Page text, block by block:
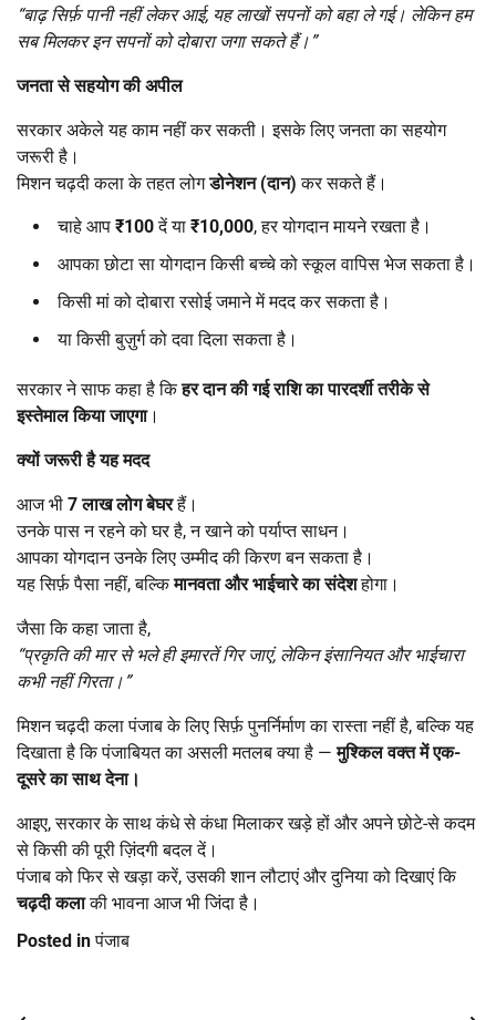
“बाढ़ सिर्फ़ पानी नहीं लेकर आई, यह लाखों सपनों को बहा ले गई। लेकिन हम
सब मिलकर इन सपनों को दोबारा जगा सकते हैं।”
जनता से सहयोग की अपील
सरकार अकेले यह काम नहीं कर सकती। इसके लिए जनता का सहयोग
जरूरी है।
मिशन चढ़दी कला के तहत लोगडोनेशन (दान) कर सकते हैं।
चाहे आप ₹100दें या ₹10,000, हर योगदान मायने रखता है।
आपका छोटा सा योगदान किसी बच्चे को स्कूल वापिस भेज सकता है।
किसी मां को दोबारा रसोई जमाने में मदद कर सकता है।
या किसी बुज़ुर्ग को दवा दिला सकता है।
सरकार ने साफ कहा है किहर दान की गई राशि का पारदर्शी तरीके से
इस्तेमाल किया जाएगा।
क्यों जरूरी है यह मदद
आज भी 7लाख लोग बेघरहैं।
उनके पास न रहने को घर है, न खाने को पर्याप्त साधन।
आपका योगदान उनके लिए उम्मीद की किरण बन सकता है।
यह सिर्फ़ पैसा नहीं, बल्किमानवता और भाईचारे का संदेशहोगा।
जैसा कि कहा जाता है,
“प्रकृति की मार से भले ही इमारतें गिर जाएं, लेकिन इंसानियत और भाईचारा
कभी नहीं गिरता।”
मिशन चढ़दी कला पंजाब के लिए सिर्फ़ पुनर्निर्माण का रास्ता नहीं है, बल्कि यह
दिखाता है कि पंजाबियत का असली मतलब क्या है —मुश्किल वक्त में एक-
दूसरे का साथ देना।
आइए, सरकार के साथ कंधे से कंधा मिलाकर खड़े हों और अपने छोटे-से कदम
से किसी की पूरी ज़िंदगी बदल दें।
पंजाब को फिर से खड़ा करें, उसकी शान लौटाएं और दुनिया को दिखाएं कि
चढ़दी कलाकी भावना आज भी जिंदा है।
Posted inपंजाब